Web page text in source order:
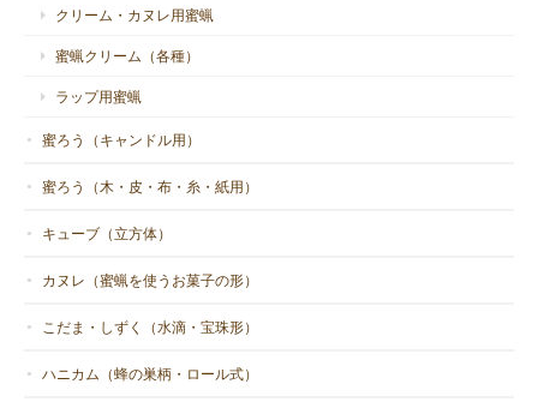
クリーム・カヌレ用蜜蝋
蜜蝋クリーム（各種）
ラップ用蜜蝋
蜜ろう（キャンドル用）
蜜ろう（木・皮・布・糸・紙用）
キューブ（立方体）
カヌレ（蜜蝋を使うお菓子の形）
こだま・しずく（水滴・宝珠形）
ハニカム（蜂の巣柄・ロール式）